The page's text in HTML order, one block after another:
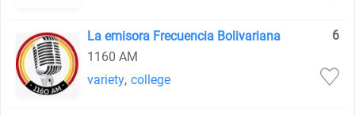
La emisora Frecuencia Bolivariana
6
1160 AM
variety, college